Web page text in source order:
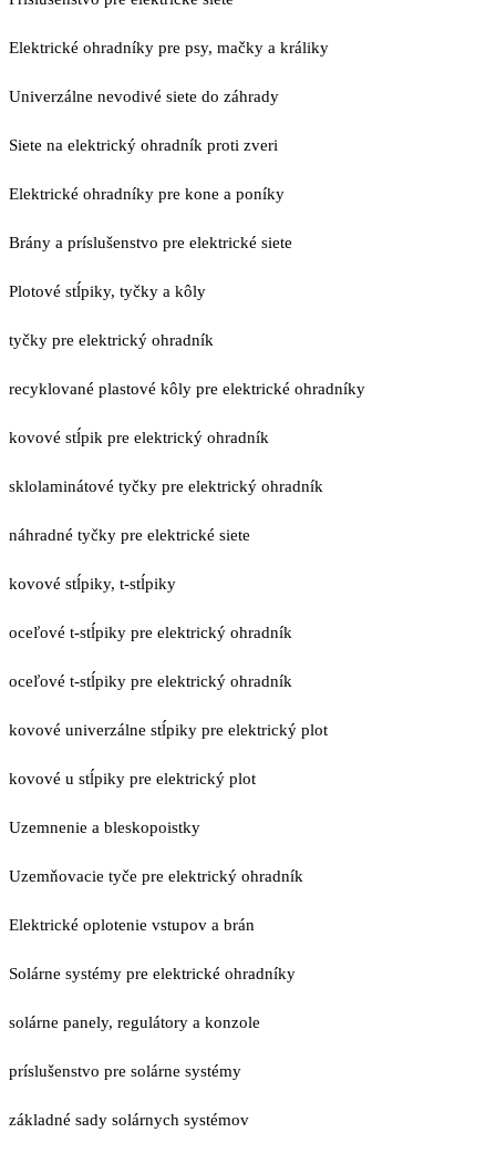
Elektrické ohradníky pre psy, mačky a králiky
Univerzálne nevodivé siete do záhrady
Siete na elektrický ohradník proti zveri
Elektrické ohradníky pre kone a poníky
Brány a príslušenstvo pre elektrické siete
Plotové stĺpiky, tyčky a kôly
tyčky pre elektrický ohradník
recyklované plastové kôly pre elektrické ohradníky
kovové stĺpik pre elektrický ohradník
sklolaminátové tyčky pre elektrický ohradník
náhradné tyčky pre elektrické siete
kovové stĺpiky, t-stĺpiky
oceľové t-stĺpiky pre elektrický ohradník
oceľové t-stĺpiky pre elektrický ohradník
kovové univerzálne stĺpiky pre elektrický plot
kovové u stĺpiky pre elektrický plot
Uzemnenie a bleskopoistky
Uzemňovacie tyče pre elektrický ohradník
Elektrické oplotenie vstupov a brán
Solárne systémy pre elektrické ohradníky
solárne panely, regulátory a konzole
príslušenstvo pre solárne systémy
základné sady solárnych systémov